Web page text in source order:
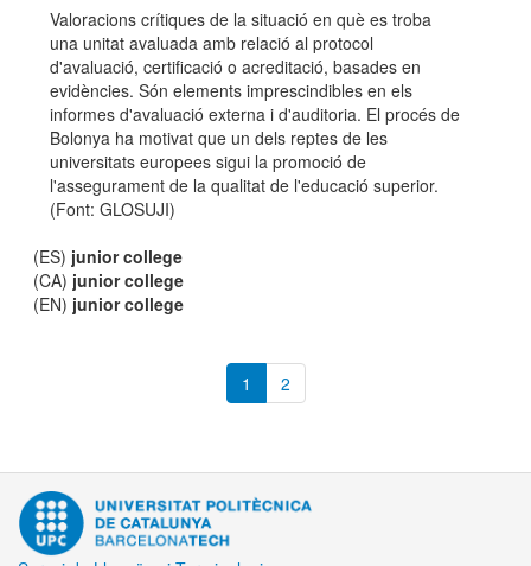
Valoracions crítiques de la situació en què es troba
una unitat avaluada amb relació al protocol
d'avaluació, certificació o acreditació, basades en
evidències. Són elements imprescindibles en els
informes d'avaluació externa i d'auditoria. El procés de
Bolonya ha motivat que un dels reptes de les
universitats europees sigui la promoció de
l'assegurament de la qualitat de l'educació superior.
(Font: GLOSUJI)
(ES) junior college
(CA) junior college
(EN) junior college
1 2